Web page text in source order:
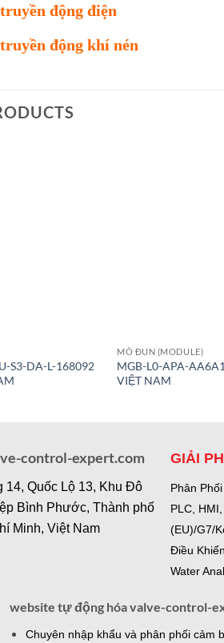
động điện
động khí nén
S3-DA-L-168092
MÔ ĐUN (MODULE)
MGB-L0-APA-
VIỆT NAM
control-expert.com
Quốc Lộ 13, Khu Đô
Bình Phước, Thành phố
Minh, Việt Nam
GIẢI
Phân
PLC,
(EU)/G7/
Điều
Water
website tự động hóa valve-control-
Chuyên nhập khẩu và phân phối cảm